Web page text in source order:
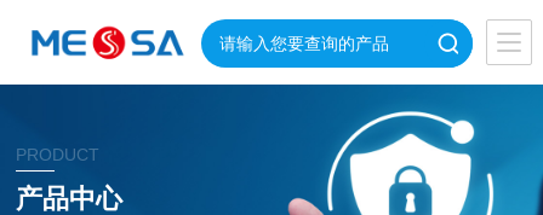
PRODUCT
产品中心